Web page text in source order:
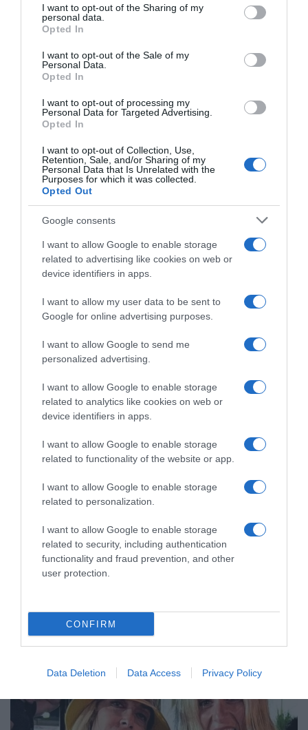
not limited to your visit or usage behaviour. You may click to
grant or deny consent to Google and its third-party tags to
use your data for below specified purposes in below Google
consent section.
I want to opt-out of the Sharing of my
personal data.
Opted In
I want to opt-out of the Sale of my
Personal Data.
Opted In
I want to opt-out of processing my
Personal Data for Targeted Advertising.
Opted In
I want to opt-out of Collection, Use,
Retention, Sale, and/or Sharing of my
Personal Data that Is Unrelated with the
Purposes for which it was collected.
Opted Out
Google consents
I want to allow Google to enable storage
related to advertising like cookies on web or
device identifiers in apps.
I want to allow my user data to be sent to
Google for online advertising purposes.
I want to allow Google to send me
personalized advertising.
I want to allow Google to enable storage
related to analytics like cookies on web or
device identifiers in apps.
I want to allow Google to enable storage
related to functionality of the website or app.
I want to allow Google to enable storage
related to personalization.
I want to allow Google to enable storage
related to security, including authentication
functionality and fraud prevention, and other
user protection.
CONFIRM
Data Deletion Data Access Privacy Policy
LIFESTYLE
Άννα Βίσση: Με την Σοφία Καρβέλα και τα
Πρώτη φορά επισκέπτονται την Κύπρο
Η συγκινητική εξομολόγηση της Άννας Βίσση
για την περίοδο που η Σοφία Καρβέλα μπήκε
σε κέντρο αποτοξίνωσης
24.10.2023 - 10:49